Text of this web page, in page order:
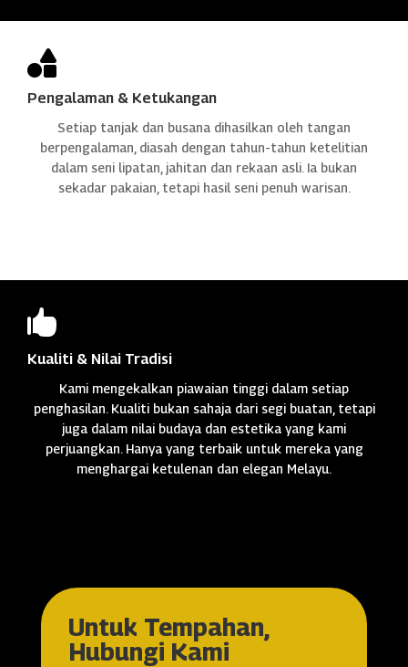

Pengalaman & Ketukangan
Setiap tanjak dan busana dihasilkan oleh tangan
berpengalaman, diasah dengan tahun-tahun ketelitian
dalam seni lipatan, jahitan dan rekaan asli. Ia bukan
sekadar pakaian, tetapi hasil seni penuh warisan.

Kualiti & Nilai Tradisi
Kami mengekalkan piawaian tinggi dalam setiap
penghasilan. Kualiti bukan sahaja dari segi buatan, tetapi
juga dalam nilai budaya dan estetika yang kami
perjuangkan. Hanya yang terbaik untuk mereka yang
menghargai ketulenan dan elegan Melayu.
Untuk Tempahan,
Hubungi Kami